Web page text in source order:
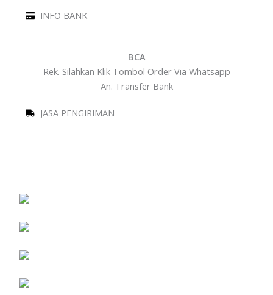
INFO BANK
BCA
Rek. Silahkan Klik Tombol Order Via Whatsapp
An. Transfer Bank
JASA PENGIRIMAN